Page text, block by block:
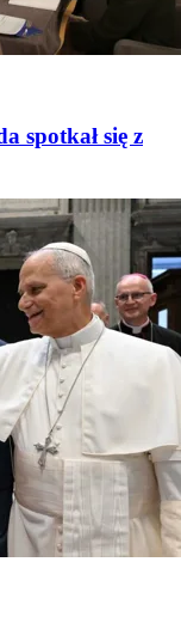
spotkał się z